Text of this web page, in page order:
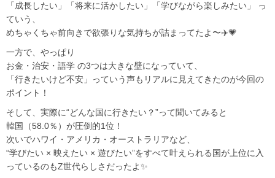
「成長したい」「将来に活かしたい」「学びながら楽しみたい」 っ
ていう、
めちゃくちゃ前向きで欲張りな気持ちが詰まってたよ〜✈️💗
一方で、やっぱり
お金・治安・語学 の3つは大きな壁になっていて、
「行きたいけど不安」っていう声もリアルに見えてきたのが今回の
ポイント！
そして、実際に“どんな国に行きたい？”って聞いてみると
韓国（58.0％）が圧倒的1位！
次いでハワイ・アメリカ・オーストラリアなど、
“学びたい × 映えたい × 遊びたい”をすべて叶えられる国が上位に入
っているのもZ世代らしさだったよ✨